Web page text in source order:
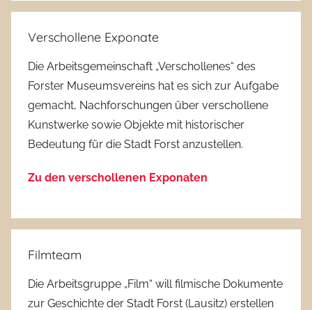
Verschollene Exponate
Die Arbeitsgemeinschaft „Verschollenes“ des
Forster Museumsvereins hat es sich zur Aufgabe
gemacht, Nachforschungen über verschollene
Kunstwerke sowie Objekte mit historischer
Bedeutung für die Stadt Forst anzustellen.
Zu den verschollenen Exponaten
Filmteam
Die Arbeitsgruppe „Film“ will filmische Dokumente
zur Geschichte der Stadt Forst (Lausitz) erstellen